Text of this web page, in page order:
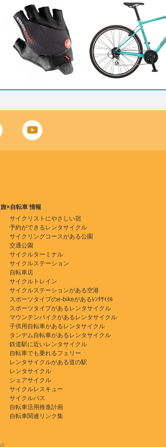
旅×自転車 情報
サイクリストにやさしい宿
予約ができるレンタサイクル
サイクリングコースがある公園
交通公園
サイクルターミナル
サイクルステーション
自転車店
サイクルトレイン
サイクルステーションがある空港
スポーツタイプのe-bikeがあるﾚﾝﾀｻｲｸﾙ
スポーツタイプがあるレンタサイクル
マウンテンバイクがあるレンタサイクル
子供用自転車があるレンタサイクル
タンデム自転車があるレンタサイクル
鉄道駅に近いレンタサイクル
自転車でも乗れるフェリー
レンタサイクルがある道の駅
レンタサイクル
シェアサイクル
サイクルレスキュー
サイクルバス
自転車活用推進計画
自転車関連リンク集